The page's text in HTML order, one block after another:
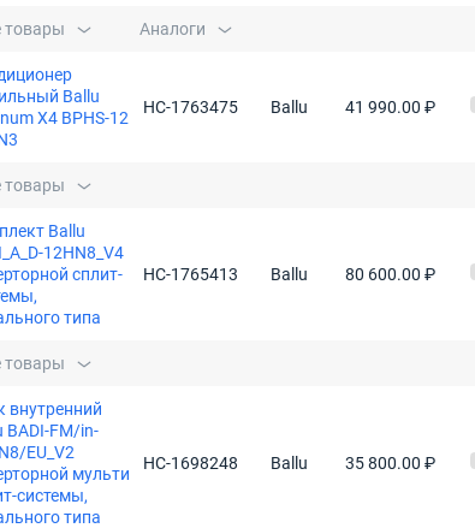
товары Аналоги
Ballu
X4 BPHS-12
НС-1763475 Ballu 41 990.00 ₽
товары
Ballu
12HN8_V4
сплит-
типа
НС-1765413 Ballu 80 600.00 ₽
товары
внутренний
BADI-FM/in-
EU_V2
мульти
системы,
типа
НС-1698248 Ballu 35 800.00 ₽